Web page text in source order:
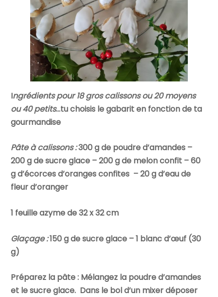
Ingrédients pour 18 gros calissons ou 20 moyens
ou 40 petits…tu choisis le gabarit en fonction de ta
gourmandise
Pâte à calissons :300 g de poudre d’amandes –
200 g de sucre glace – 200 g de melon confit – 60
g d’écorces d’oranges confites – 20 g d’eau de
fleur d’oranger
1 feuille azyme de 32 x 32 cm
Glaçage :150 g de sucre glace – 1 blanc d’œuf (30
g)
Préparez la pâte : Mélangez la poudre d’amandes
et le sucre glace. Dans le bol d’un mixer déposer